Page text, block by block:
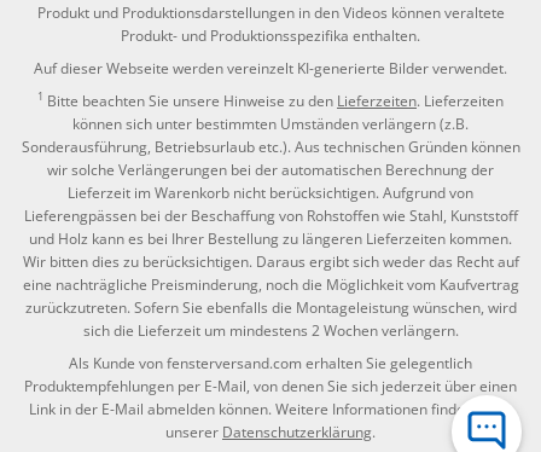
Produkt und Produktionsdarstellungen in den Videos können veraltete
Produkt- und Produktionsspezifika enthalten.
Auf dieser Webseite werden vereinzelt KI-generierte Bilder verwendet.
1 Bitte beachten Sie unsere Hinweise zu den Lieferzeiten. Lieferzeiten
können sich unter bestimmten Umständen verlängern (z.B.
Sonderausführung, Betriebsurlaub etc.). Aus technischen Gründen können
wir solche Verlängerungen bei der automatischen Berechnung der
Lieferzeit im Warenkorb nicht berücksichtigen. Aufgrund von
Lieferengpässen bei der Beschaffung von Rohstoffen wie Stahl, Kunststoff
und Holz kann es bei Ihrer Bestellung zu längeren Lieferzeiten kommen.
Wir bitten dies zu berücksichtigen. Daraus ergibt sich weder das Recht auf
eine nachträgliche Preisminderung, noch die Möglichkeit vom Kaufvertrag
zurückzutreten. Sofern Sie ebenfalls die Montageleistung wünschen, wird
sich die Lieferzeit um mindestens 2 Wochen verlängern.
Als Kunde von fensterversand.com erhalten Sie gelegentlich
Produktempfehlungen per E-Mail, von denen Sie sich jederzeit über einen
Link in der E-Mail abmelden können. Weitere Informationen finden Sie in
unserer Datenschutzerklärung.